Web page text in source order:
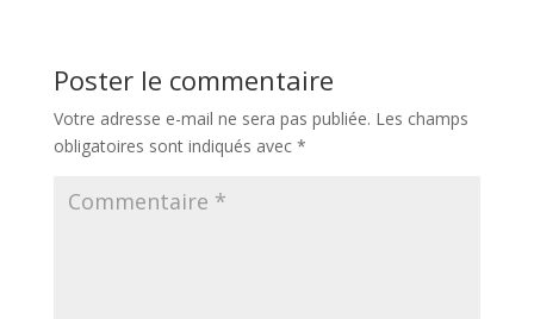
Poster le commentaire
Votre adresse e-mail ne sera pas publiée. Les champs
obligatoires sont indiqués avec *